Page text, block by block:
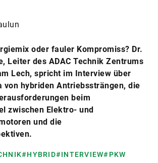
oder fauler Kompromiss? Dr.
Leiter des ADAC Technik Zentrums
Lech, spricht im Interview über
von hybriden Antriebssträngen, die
beim
zwischen Elektro- und
und die
#HYBRID#INTERVIEW#PKW